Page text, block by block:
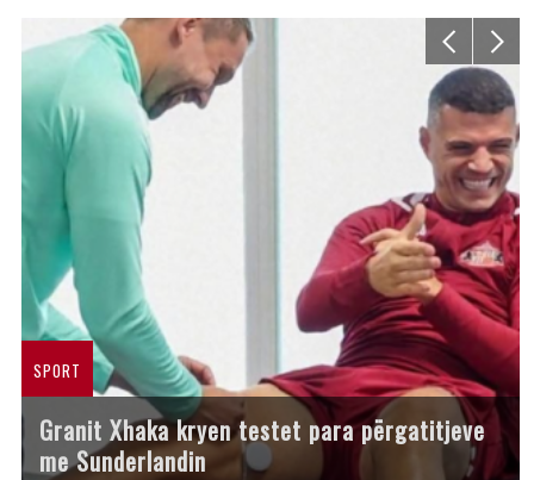
SPORT
Granit Xhaka kryen testet para përgatitjeve
me Sunderlandin